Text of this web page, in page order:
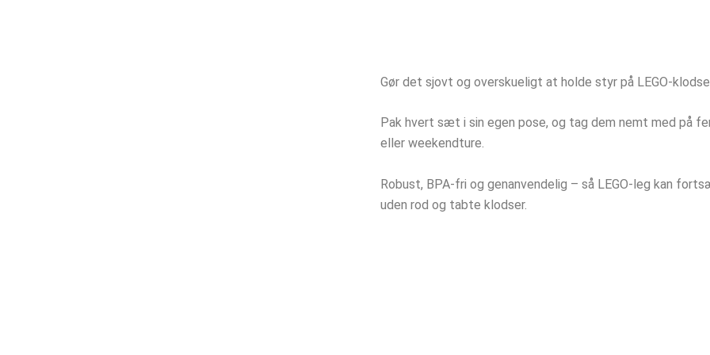
Gør det sjovt og overskueligt at holde styr på LEGO-
Pak hvert sæt i sin egen pose, og tag dem nemt med på
eller weekendture.
Robust, BPA-fri og genanvendelig – så LEGO-leg kan
uden rod og tabte klodser.